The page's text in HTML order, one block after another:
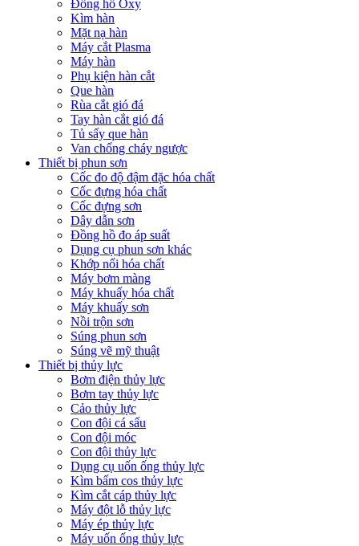
Đồng hồ Oxy
Kìm hàn
Mặt nạ hàn
Máy cắt Plasma
Máy hàn
Phụ kiện hàn cắt
Que hàn
Rùa cắt gió đá
Tay hàn cắt gió đá
Tủ sấy que hàn
Van chống cháy ngược
Thiết bị phun sơn
Cốc đo độ đậm đặc hóa chất
Cốc đựng hóa chất
Cốc đựng sơn
Dây dẫn sơn
Đồng hồ đo áp suất
Dụng cụ phun sơn khác
Khớp nối hóa chất
Máy bơm màng
Máy khuấy hóa chất
Máy khuấy sơn
Nồi trộn sơn
Súng phun sơn
Súng vẽ mỹ thuật
Thiết bị thủy lực
Bơm điện thủy lực
Bơm tay thủy lực
Cảo thủy lực
Con đội cá sấu
Con đội móc
Con đội thủy lực
Dụng cụ uốn ống thủy lực
Kìm bấm cos thủy lực
Kìm cắt cáp thủy lực
Máy đột lỗ thủy lực
Máy ép thủy lực
Máy uốn ống thủy lực